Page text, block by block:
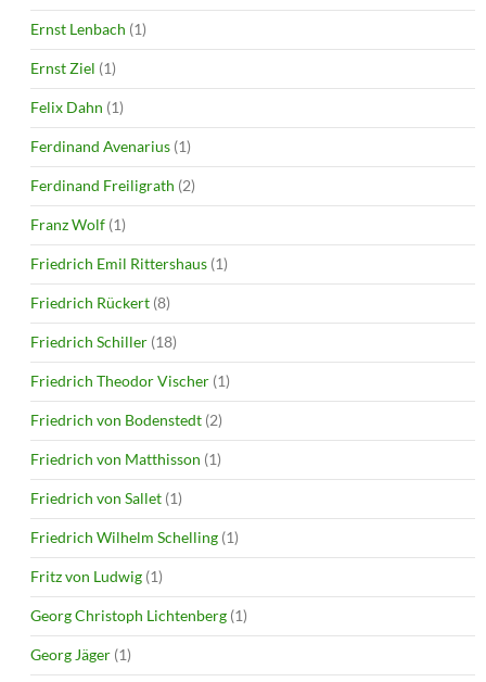
Ernst Lenbach (1)
Ernst Ziel (1)
Felix Dahn (1)
Ferdinand Avenarius (1)
Ferdinand Freiligrath (2)
Franz Wolf (1)
Friedrich Emil Rittershaus (1)
Friedrich Rückert (8)
Friedrich Schiller (18)
Friedrich Theodor Vischer (1)
Friedrich von Bodenstedt (2)
Friedrich von Matthisson (1)
Friedrich von Sallet (1)
Friedrich Wilhelm Schelling (1)
Fritz von Ludwig (1)
Georg Christoph Lichtenberg (1)
Georg Jäger (1)